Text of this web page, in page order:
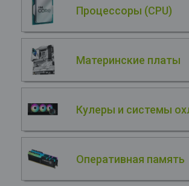
Процессоры (CPU)
Материнские платы
Кулеры и системы
Оперативная память